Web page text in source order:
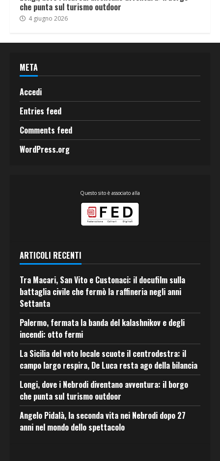
che punta sul turismo outdoor
4 giugno 2026
META
Accedi
Entries feed
Comments feed
WordPress.org
Questo sito è associato alla
ARTICOLI RECENTI
Tra Macari, San Vito e Custonaci: il docufilm sulla
battaglia civile che fermò la raffineria negli anni
Settanta
Palermo, fermata la banda del kalashnikov e degli
incendi: otto fermi
La Sicilia del voto locale scuote il centrodestra: il
campo largo respira, De Luca resta ago della bilancia
Longi, dove i Nebrodi diventano avventura: il borgo
che punta sul turismo outdoor
Angelo Pidalà, la seconda vita nei Nebrodi dopo 27
anni nel mondo dello spettacolo